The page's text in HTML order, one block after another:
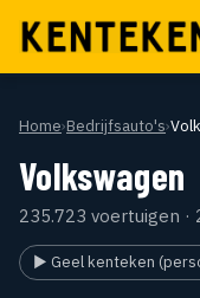
Home›Bedrijfsauto's›
Volkswagen
235.723 voertuigen
▶ Geel kenteken